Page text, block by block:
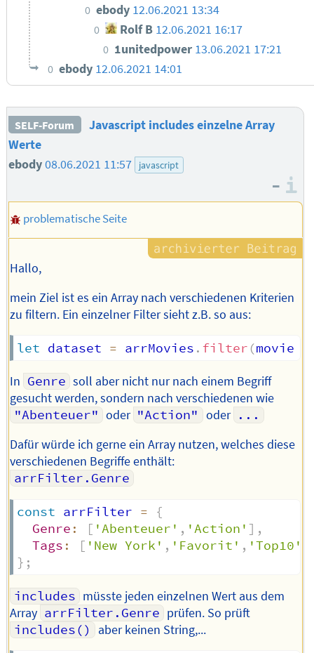
0 ebody 12.06.2021 13:34
0 Rolf B 12.06.2021 16:17
0 1unitedpower 13.06.2021 17:21
0 ebody 12.06.2021 14:01
SELF-Forum
Javascript includes einzelne Array
Werte
ebody08.06.2021 11:57 javascript
–
problematische Seite
Hallo,
mein Ziel ist es ein Array nach verschiedenen Kriterien
zu filtern. Ein einzelner Filter sieht z.B. so aus:
let dataset = arrMovies . filter (movie
In Genre soll aber nicht nur nach einem Begriff
gesucht werden, sondern nach verschiedenen wie
"Abenteuer" oder "Action" oder ...
Dafür würde ich gerne ein Array nutzen, welches diese
verschiedenen Begriffe enthält:
arrFilter.Genre
const arrFilter =
{
Genre : [ 'Abenteuer' , 'Action' ] ,
Tags : [ 'New York' , 'Favorit' , 'Top10'
} ;
includes müsste jeden einzelnen Wert aus dem
Array arrFilter.Genre prüfen. So prüft
includes()
aber keinen String,...